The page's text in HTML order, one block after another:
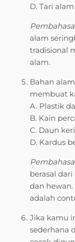
D. Tari alam
alam
tradisional
alam.
Bahan
membuat
A. Plastik
B. Kain
C. Daun
D. Kardus
berasal
dan
adalah
Jika kamu
sederhana